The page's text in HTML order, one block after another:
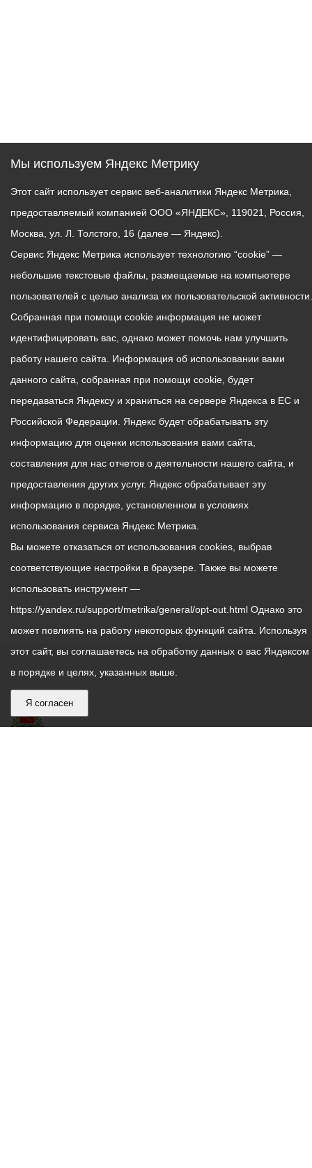
Мы используем Яндекс Метрику
Этот сайт использует сервис веб-аналитики Яндекс Метрика,
предоставляемый компанией ООО «ЯНДЕКС», 119021, Россия,
Москва, ул. Л. Толстого, 16 (далее — Яндекс).
Сервис Яндекс Метрика использует технологию “cookie” —
небольшие текстовые файлы, размещаемые на компьютере
пользователей с целью анализа их пользовательской активности.
Собранная при помощи cookie информация не может
идентифицировать вас, однако может помочь нам улучшить
работу нашего сайта. Информация об использовании вами
данного сайта, собранная при помощи cookie, будет
передаваться Яндексу и храниться на сервере Яндекса в ЕС и
Российской Федерации. Яндекс будет обрабатывать эту
информацию для оценки использования вами сайта,
составления для нас отчетов о деятельности нашего сайта, и
предоставления других услуг. Яндекс обрабатывает эту
информацию в порядке, установленном в условиях
использования сервиса Яндекс Метрика.
Вы можете отказаться от использования cookies, выбрав
соответствующие настройки в браузере. Также вы можете
использовать инструмент —
https://yandex.ru/support/metrika/general/opt-out.html Однако это
может повлиять на работу некоторых функций сайта. Используя
этот сайт, вы соглашаетесь на обработку данных о вас Яндексом
в порядке и целях, указанных выше.
Я согласен